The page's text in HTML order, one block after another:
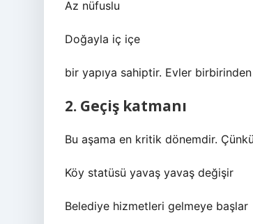
Az nüfuslu
Doğayla iç içe
bir yapıya sahiptir. Evler
2. Geçiş katmanı
Bu aşama en kritik dönemdir.
Köy statüsü yavaş yavaş değişir
Belediye hizmetleri gelmeye başlar